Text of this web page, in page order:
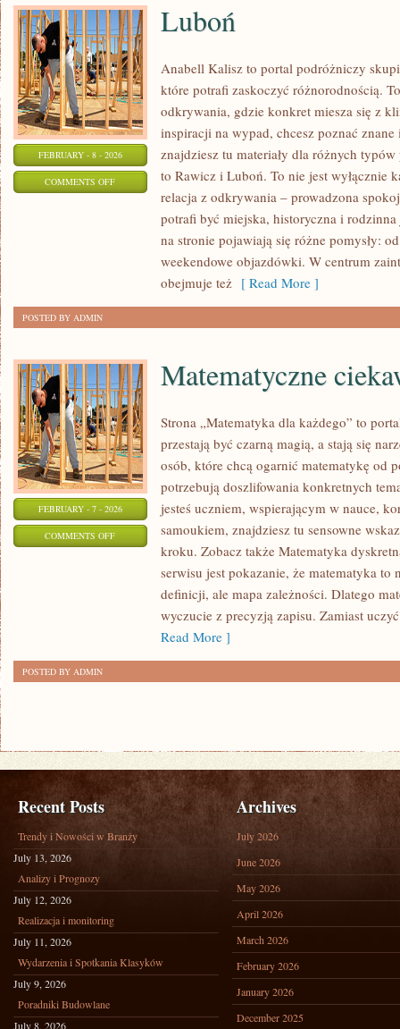
FEBRUARY - 8 - 2026
COMMENTS OFFON
Luboń
Anabell Kalisz to portal podróżniczy
które potrafi zaskoczyć różnorodnością.
odkrywania, gdzie konkret miesza się z
inspiracji na wypad, chcesz poznać
znajdziesz tu materiały dla różnych
to Rawicz i Luboń. To nie jest wyłącznie
relacja z odkrywania – prowadzona
potrafi być miejska, historyczna i rodzinna
na stronie pojawiają się różne pomysły:
weekendowe objazdówki. W centrum
obejmuje też [ Read More ]
POSTED BY ADMIN
FEBRUARY - 7 - 2026
COMMENTS OFFON
MATEMATYCZNE
CIEKAWOSTKI
Matematyczne
Strona „Matematyka dla każdego” to
przestają być czarną magią, a stają się
osób, które chcą ogarnić matematykę od
potrzebują doszlifowania konkretnych
jesteś uczniem, wspierającym w nauce,
samoukiem, znajdziesz tu sensowne
kroku. Zobacz także Matematyka
serwisu jest pokazanie, że matematyka to
definicji, ale mapa zależności. Dlatego
wyczucie z precyzją zapisu. Zamiast
Read More ]
POSTED BY ADMIN
Recent Posts
Trendy i Nowości w Branży
July 13, 2026
Analizy i Prognozy
July 12, 2026
Realizacja i monitoring
July 11, 2026
Wydarzenia i Spotkania Klasyków
July 9, 2026
Poradniki Budowlane
July 8, 2026
Archives
July 2026
June 2026
May 2026
April 2026
March 2026
February 2026
January 2026
December 2025